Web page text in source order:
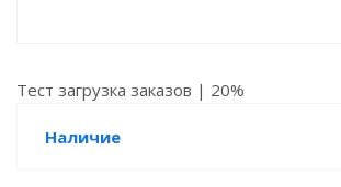
Тест загрузка заказов | 20%
Наличие